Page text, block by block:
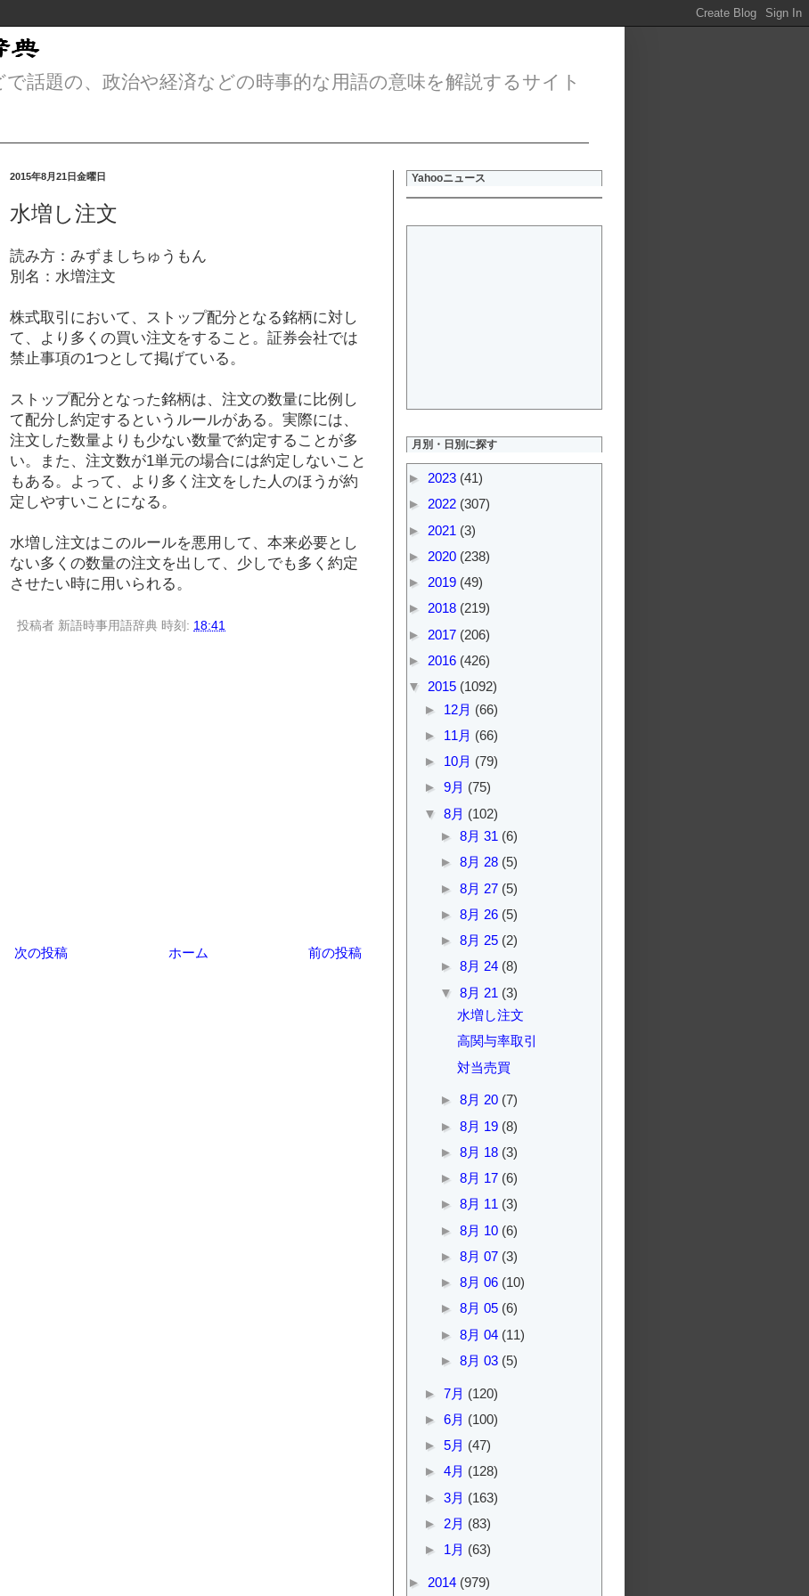
話題の、政治や経済などの時事的な用語の意味を解説するサイト
2015年8月21日金曜日
水増し注文
読み方：みずましちゅうもん
別名：水増注文
株式取引において、ストップ配分となる銘柄に対し
て、より多くの買い注文をすること。証券会社では
禁止事項の1つとして掲げている。
ストップ配分となった銘柄は、注文の数量に比例し
て配分し約定するというルールがある。実際には、
注文した数量よりも少ない数量で約定することが多
い。また、注文数が1単元の場合には約定しないこと
もある。よって、より多く注文をした人のほうが約
定しやすいことになる。
水増し注文はこのルールを悪用して、本来必要とし
ない多くの数量の注文を出して、少しでも多く約定
させたい時に用いられる。
投稿者 新語時事用語辞典 時刻: 18:41
次の投稿 前の投稿
ホーム
Yahooニュース
月別・日別に探す
► 2023 (41)
► 2022 (307)
► 2021 (3)
► 2020 (238)
► 2019 (49)
► 2018 (219)
► 2017 (206)
► 2016 (426)
▼ 2015 (1092)
► 12月 (66)
► 11月 (66)
► 10月 (79)
► 9月 (75)
▼ 8月 (102)
► 8月 31 (6)
► 8月 28 (5)
► 8月 27 (5)
► 8月 26 (5)
► 8月 25 (2)
► 8月 24 (8)
▼ 8月 21 (3)
水増し注文
高関与率取引
対当売買
► 8月 20 (7)
► 8月 19 (8)
► 8月 18 (3)
► 8月 17 (6)
► 8月 11 (3)
► 8月 10 (6)
► 8月 07 (3)
► 8月 06 (10)
► 8月 05 (6)
► 8月 04 (11)
► 8月 03 (5)
► 7月 (120)
► 6月 (100)
► 5月 (47)
► 4月 (128)
► 3月 (163)
► 2月 (83)
► 1月 (63)
► 2014 (979)